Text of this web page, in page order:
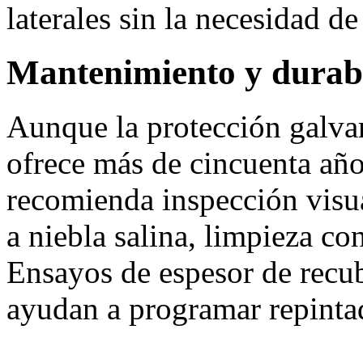
laterales sin la necesidad
Mantenimiento y
Aunque la protección
ofrece más de cincuenta
recomienda inspección
a niebla salina, limpieza
Ensayos de espesor de
ayudan a programar